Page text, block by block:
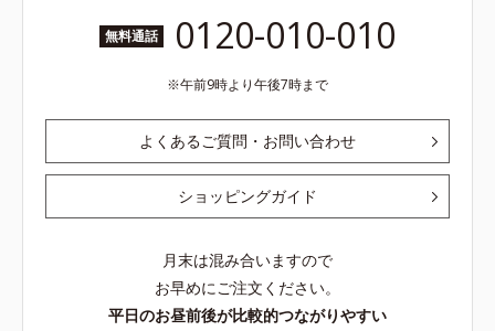
無料通話 0120-010-010
午前9時より午後7時まで
よくあるご質問・お問い合わせ
ショッピングガイド
月末は混み合いますので
お早めにご注文ください。
平日のお昼前後が比較的つながりやすい